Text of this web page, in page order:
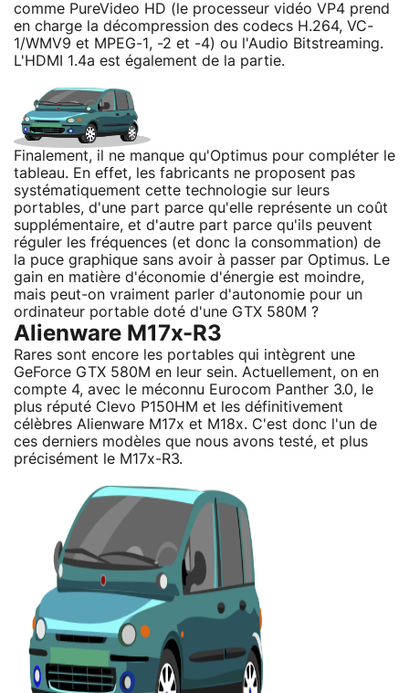
comme PureVideo HD (le processeur vidéo VP4 prend
en charge la décompression des codecs H.264, VC-
1/WMV9 et MPEG-1, -2 et -4) ou l'Audio Bitstreaming.
L'HDMI 1.4a est également de la partie.
Finalement, il ne manque qu'Optimus pour compléter le
tableau. En effet, les fabricants ne proposent pas
systématiquement cette technologie sur leurs
portables, d'une part parce qu'elle représente un coût
supplémentaire, et d'autre part parce qu'ils peuvent
réguler les fréquences (et donc la consommation) de
la puce graphique sans avoir à passer par Optimus. Le
gain en matière d'économie d'énergie est moindre,
mais peut-on vraiment parler d'autonomie pour un
ordinateur portable doté d'une GTX 580M ?
Alienware M17x-R3
Rares sont encore les portables qui intègrent une
GeForce GTX 580M en leur sein. Actuellement, on en
compte 4, avec le méconnu Eurocom Panther 3.0, le
plus réputé Clevo P150HM et les définitivement
célèbres Alienware M17x et M18x. C'est donc l'un de
ces derniers modèles que nous avons testé, et plus
précisément le M17x-R3.